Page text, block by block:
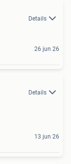
Details
26 jun 26
Details
13 jun 26